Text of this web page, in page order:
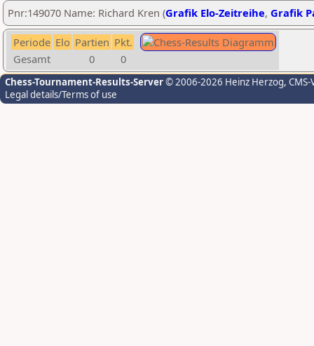
Pnr:149070 Name: Richard Kren (Grafik Elo-Zeitreihe, Grafik
Periode Elo Partien Pkt.
Gesamt
0 0
Chess-Tournament-Results-Server© 2006-2026 Heinz Herzog,
Legal details/Terms of use